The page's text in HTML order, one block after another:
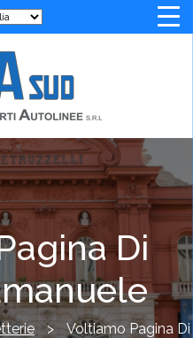
Di
>
Voltiamo Pagina Di